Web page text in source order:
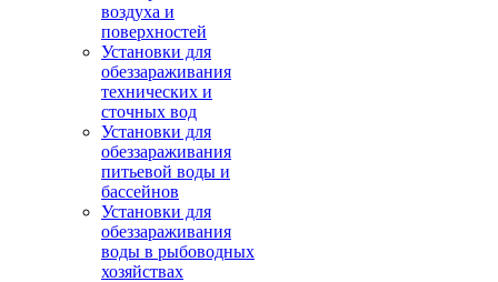
воздуха и
поверхностей
Установки для
обеззараживания
технических и
сточных вод
Установки для
обеззараживания
питьевой воды и
бассейнов
Установки для
обеззараживания
воды в рыбоводных
хозяйствах